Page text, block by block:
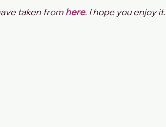
taken from here. I hope you enjoy it.